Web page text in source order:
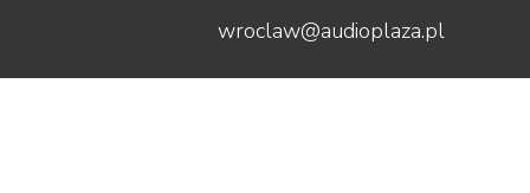
wroclaw@audioplaza.pl